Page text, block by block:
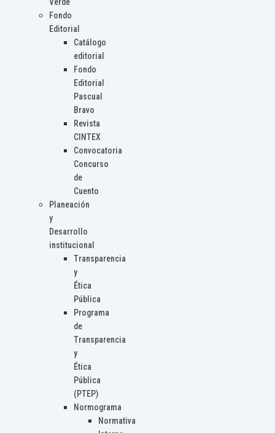
Verde
Fondo
Editorial
Catálogo
editorial
Fondo
Editorial
Pascual
Bravo
Revista
CINTEX
Convocatoria
Concurso
de
Cuento
Planeación
y
Desarrollo
institucional
Transparencia
y
Ética
Pública
Programa
de
Transparencia
y
Ética
Pública
(PTEP)
Normograma
Normativa